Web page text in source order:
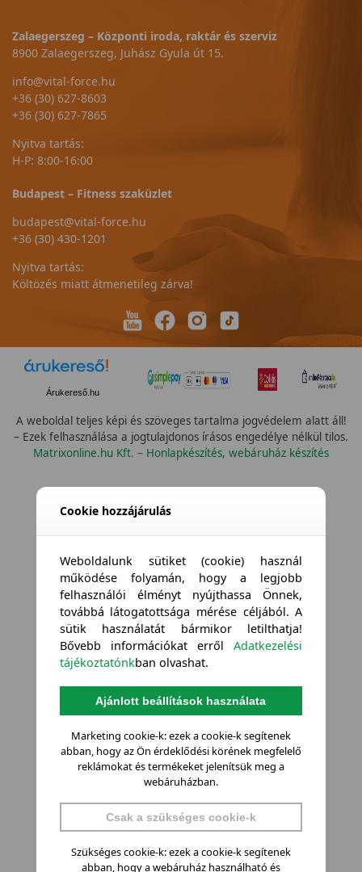
Zalaegerszeg – Központi iroda, raktár és szerviz
8900 Zalaegerszeg, Juhász Gyula út 15.
info@vital-force.hu
+36 (30) 627-8603
+36 (30) 627-7865
Nyitva tartás:
H-P: 8:00-16:00
Budapest – Fitness szaküzlet
budapest@vital-force.hu
+36 (30) 430-1201
Nyitva tartás:
Költözés miatt átmenetileg zárva!
Árukereső.hu
A weboldal teljes képi és szöveges tartalma jogvédelem alatt áll!
– Ezek felhasználása a jogtulajdonos írásos engedélye nélkül tilos.
Matrixonline.hu Kft. – Honlapkészítés, webáruház készítés
Cookie hozzájárulás
Weboldalunk sütiket (cookie) használ
működése folyamán, hogy a legjobb
felhasználói élményt nyújthassa Önnek,
továbbá látogatottsága mérése céljából. A
sütik használatát bármikor letilthatja!
Bővebb információkat errőlAdatkezelési
tájékoztatónkban olvashat.
Ajánlott beállítások használata
Marketing cookie-k: ezek a cookie-k segítenek
abban, hogy az Ön érdeklődési körének megfelelő
reklámokat és termékeket jelenítsük meg a
webáruházban.
Csak a szükséges cookie-k
Szükséges cookie-k: ezek a cookie-k segítenek
abban, hogy a webáruház használható és